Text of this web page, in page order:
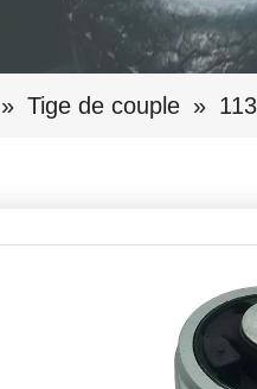
» Tige de couple »